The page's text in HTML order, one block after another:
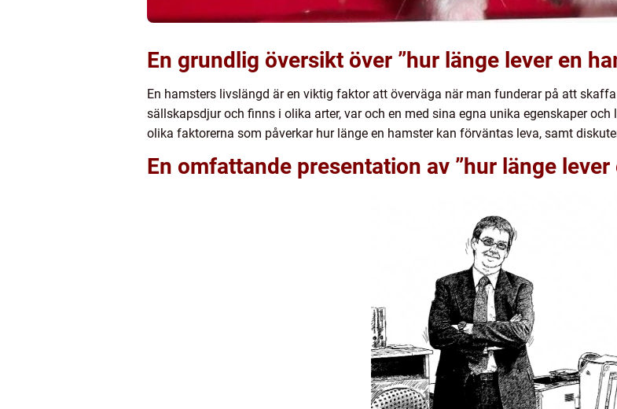
En grundlig översikt över ”hur länge lever en
En hamsters livslängd är en viktig faktor att överväga när man funderar på att
sällskapsdjur och finns i olika arter, var och en med sina egna unika egenskaper
olika faktorerna som påverkar hur länge en hamster kan förväntas leva, samt
En omfattande presentation av ”hur länge lever